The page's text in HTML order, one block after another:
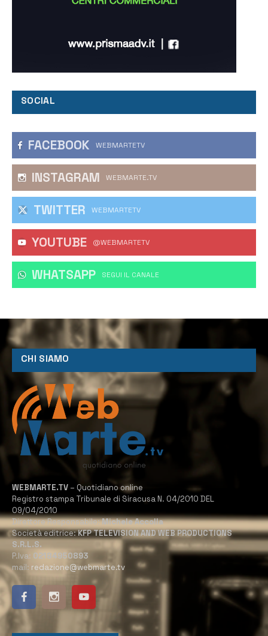
SOCIAL
FACEBOOK WEBMARTETV
INSTAGRAM WEBMARTE.TV
TWITTER WEBMARTETV
YOUTUBE @WEBMARTETV
WHATSAPP ‎SEGUI IL CANALE
CHI SIAMO
WEBMARTE.TV – Quotidiano online
Registro stampa Tribunale di Siracusa N. 04/2010 DEL
09/04/2010
Direttore Responsabile:Michele Accolla
Società editrice:KFP TELEVISION AND WEB PRODUCTIONS
S.R.L.S.
P.Iva: 02184950893
mail: redazione@webmarte.tv